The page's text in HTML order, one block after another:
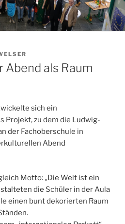
als Raum
sich ein
Projekt, zu dem die Ludwig-
der Fachoberschule in
Abend
Motto: „Die Welt ist ein
die Schüler in der Aula
einen bunt dekorierten Raum